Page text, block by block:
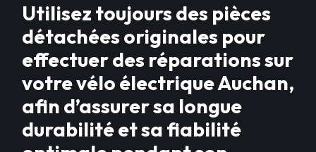
Utilisez toujours des pièces
détachées originales pour
effectuer des réparations sur
votre vélo électrique Auchan,
afin d’assurer sa longue
durabilité et sa fiabilité